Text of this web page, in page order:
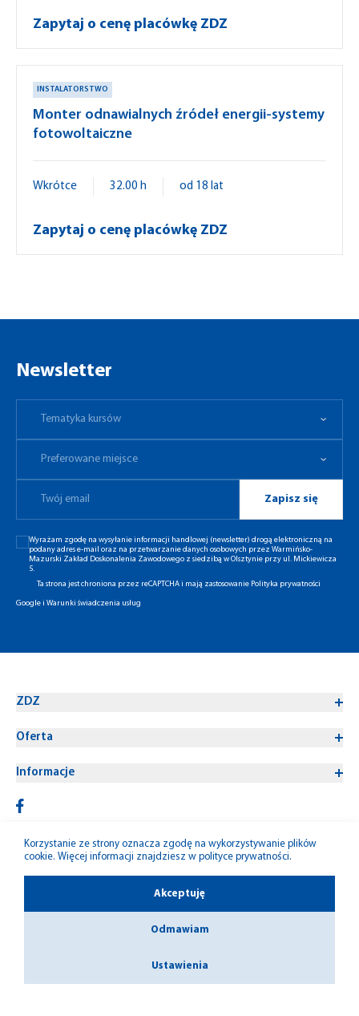
Korzystanie ze strony oznacza zgodę na wykorzystywanie plików
cookie. Więcej informacji znajdziesz w polityce prywatności.
Akceptuję
Odmawiam
Ustawienia
Zapytaj o cenę placówkę ZDZ
INSTALATORSTWO
Monter odnawialnych źródeł energii-systemy
fotowoltaiczne
Wkrótce 32.00 h od 18 lat
Zapytaj o cenę placówkę ZDZ
Newsletter
Tematyka kursów
Preferowane miejsce
Zapisz się
Wyrażam zgodę na wysyłanie informacji handlowej (newsletter) drogą elektroniczną na
podany adres e-mail oraz na przetwarzanie danych osobowych przez Warmińsko-
Mazurski Zakład Doskonalenia Zawodowego z siedzibą w Olsztynie przy ul. Mickiewicza
5.
Ta strona jest chroniona przez reCAPTCHA i mają zastosowanie Polityka prywatności
Googlei Warunki świadczenia usług
ZDZ
Oferta
Informacje